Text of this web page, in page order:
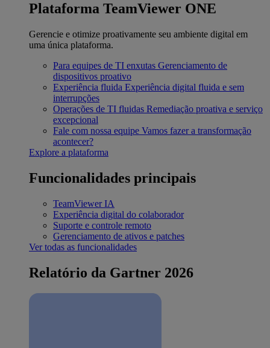
Plataforma TeamViewer ONE
Gerencie e otimize proativamente seu ambiente digital em
uma única plataforma.
Para equipes de TI enxutas Gerenciamento de
dispositivos proativo
Experiência fluida Experiência digital fluida e sem
interrupções
Operações de TI fluidas Remediação proativa e serviço
excepcional
Fale com nossa equipe Vamos fazer a transformação
acontecer?
Explore a plataforma
Funcionalidades principais
TeamViewer IA
Experiência digital do colaborador
Suporte e controle remoto
Gerenciamento de ativos e patches
Ver todas as funcionalidades
Relatório da Gartner 2026